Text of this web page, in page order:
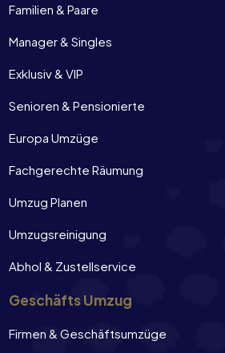
Familien & Paare
Manager & Singles
Exklusiv & VIP
Senioren & Pensionierte
Europa Umzüge
Fachgerechte Räumung
Umzug Planen
Umzugsreinigung
Abhol & Zustellservice
Geschäfts Umzug
Firmen & Geschäftsumzüge